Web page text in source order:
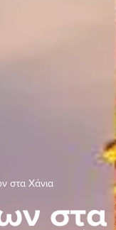
στα Χάνια